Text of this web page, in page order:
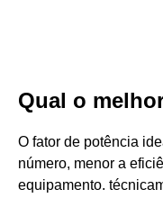
Qual o
O fator de potência
número, menor a
equipamento.